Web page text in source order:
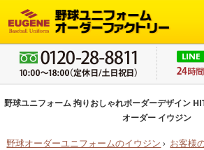
野球ユニフォーム 拘りおしゃれボーダーデザイン
オーダー イウジン
野球オーダーユニフォームのイウジン › お客様